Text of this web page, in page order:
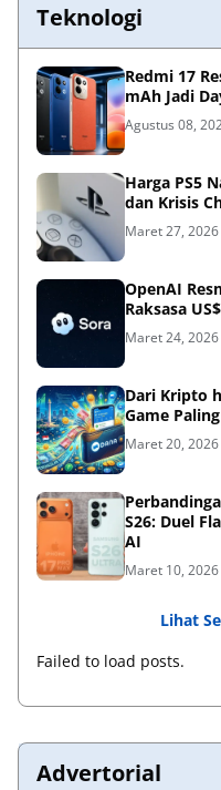
Teknologi
Redmi 17
mAh Jadi
Agustus 08,
Harga PS5
dan Krisis
Maret 27, 2026
OpenAI
Raksasa
Maret 24, 2026
Dari Kripto
Game
Maret 20, 2026
S26: Duel
AI
Maret 10, 2026
Lihat
Failed to load posts.
Advertorial